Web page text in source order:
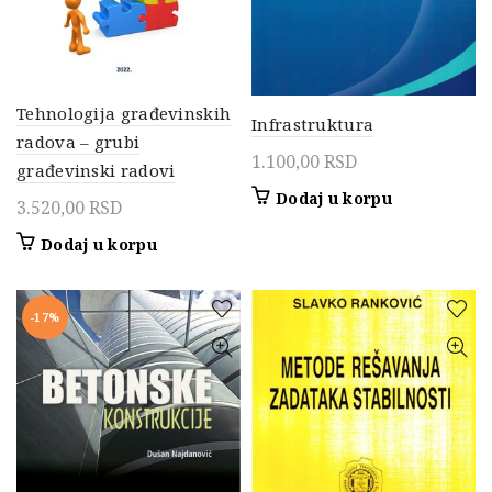
Tehnologija građevinskih
radova – grubi
građevinski radovi
3.520,00RSD
Dodaj u korpu
Infrastruktura
1.100,00RSD
Dodaj u korpu
-17%